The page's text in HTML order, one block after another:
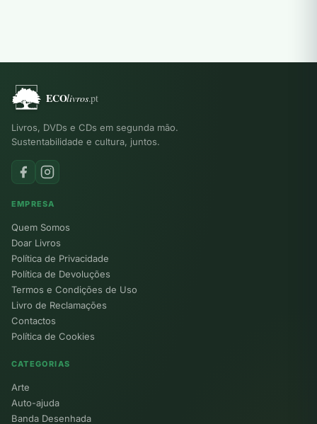
Livros, DVDs e CDs em segunda mão.
Sustentabilidade e cultura, juntos.
EMPRESA
Quem Somos
Doar Livros
Política de Privacidade
Política de Devoluções
Termos e Condições de Uso
Livro de Reclamações
Contactos
Política de Cookies
CATEGORIAS
Arte
Auto-ajuda
Banda Desenhada